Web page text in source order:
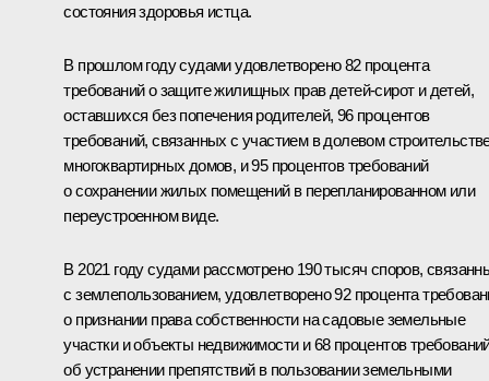
состояния здоровья истца.
В прошлом году судами удовлетворено 82 процента
требований о защите жилищных прав детей-сирот и детей,
оставшихся без попечения родителей, 96 процентов
требований, связанных с участием в долевом
многоквартирных домов, и 95 процентов требований
о сохранении жилых помещений в перепланированном или
переустроенном виде.
В 2021 году судами рассмотрено 190 тысяч споров,
с землепользованием, удовлетворено 92 процента
о признании права собственности на садовые земельные
участки и объекты недвижимости и 68 процентов
об устранении препятствий в пользовании земельными